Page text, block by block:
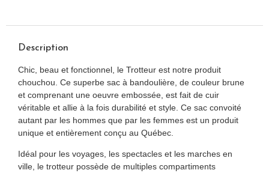
Description
Chic, beau et fonctionnel, le Trotteur est notre produit
chouchou. Ce superbe sac à bandoulière, de couleur brune
et comprenant une oeuvre embossée, est fait de cuir
véritable et allie à la fois durabilité et style. Ce sac convoité
autant par les hommes que par les femmes est un produit
unique et entièrement conçu au Québec.
Idéal pour les voyages, les spectacles et les marches en
ville, le trotteur possède de multiples compartiments